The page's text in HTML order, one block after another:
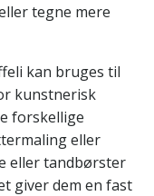
tegne mere
kan bruges til
kunstnerisk
forskellige
eller
eller tandbørster
giver dem en fast